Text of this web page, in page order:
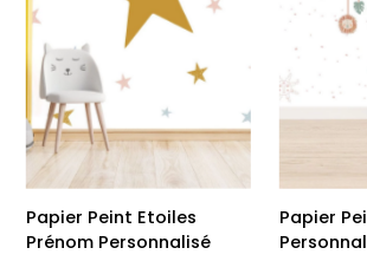
Papier Peint Etoiles
Prénom Personnalisé
Papier